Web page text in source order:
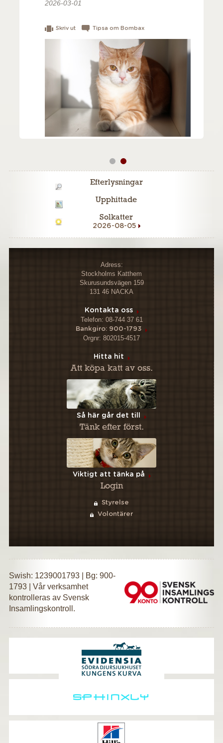
2026-03-01
Skriv ut Tipsa om Bombax
Efterlysningar
Upphittade
Solkatter
2026-08-05
Adress:
Stockholms Katthem
Skurusundsvägen 159
131 46 NACKA
Kontakta oss
Telefon: 08-744 37 61
Bankgiro: 900-1793
Orgnr: 802015-4517
Hitta hit
Att köpa katt av oss.
Så här går det till
Tänk efter först.
Viktigt att tänka på
Login
Styrelse
Volontärer
Swish: 1239001793 | Bg: 900-
1793 | Vår verksamhet
kontrolleras av Svensk
Insamlingskontroll.